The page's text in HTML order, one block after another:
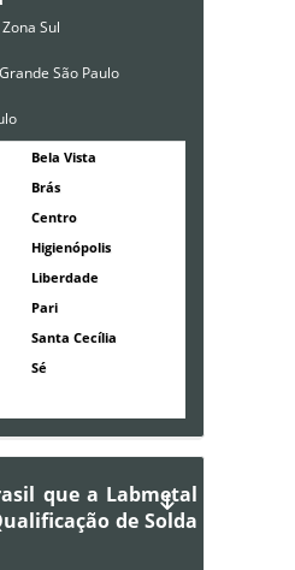
Zona Sul
Grande São Paulo
Bela Vista
Brás
Centro
Higienópolis
Liberdade
Pari
Santa Cecília
Sé
que a Labmetal
de Solda